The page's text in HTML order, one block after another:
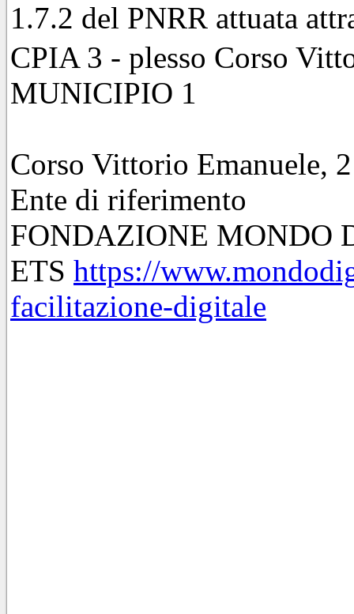
1.7.2 del PNRR attuata
CPIA 3 - plesso Corso
MUNICIPIO 1
Corso Vittorio Emanuele,
Ente di riferimento
FONDAZIONE MONDO
ETS https://
facilitazione-digitale